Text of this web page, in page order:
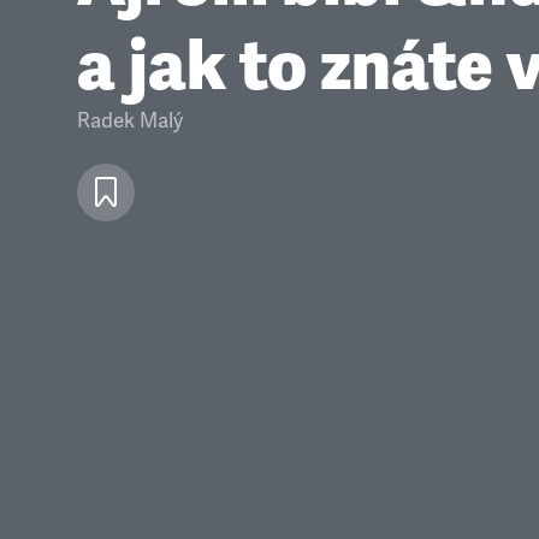
a jak to znáte
Radek Malý